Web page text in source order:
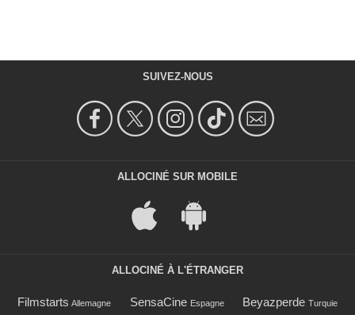
SUIVEZ-NOUS
ALLOCINÉ SUR MOBILE
ALLOCINÉ À L'ÉTRANGER
Filmstarts Allemagne SensaCine Espagne Beyazperde Turquie